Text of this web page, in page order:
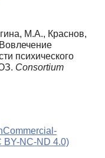
М.А., Краснов,
психического
Consortium
BY-NC-ND 4.0)